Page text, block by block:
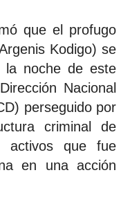
que el profugo
Kodigo) se
la noche de este
Nacional
perseguido por
criminal de
activos que fue
en una acción